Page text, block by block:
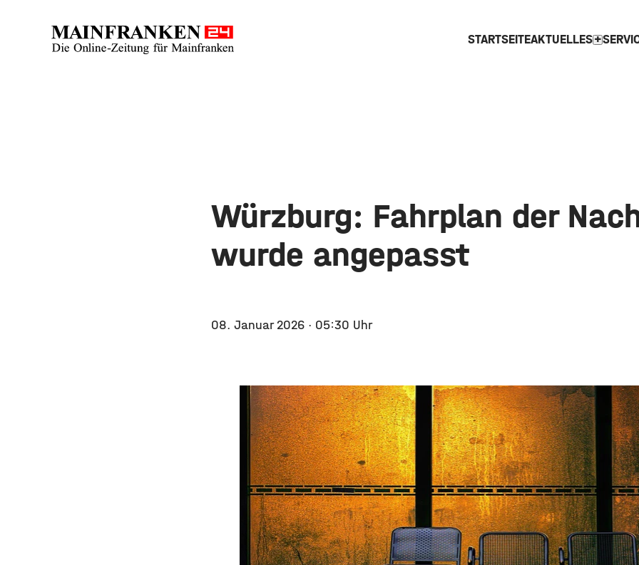
STARTSEITEAKTUELLESexpand_more
Würzburg: Fahrplan der
wurde angepasst
08. Januar 2026 · 05:30 Uhr